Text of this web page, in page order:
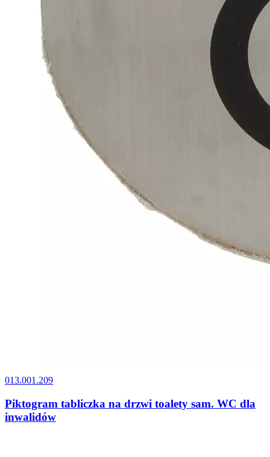
013.001.209
Piktogram tabliczka na drzwi toalety sam. WC dla
inwalidów